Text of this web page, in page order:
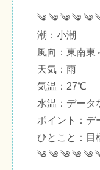
༄ ༄ ༄ ༄ ༄
潮：小潮
風向：東南
天気：雨
気温：27℃
水温：データ
ポイント：デ
ひとこと：目
༄ ༄ ༄ ༄ ༄